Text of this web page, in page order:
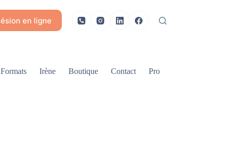
en ligne
Formats Irène Boutique Contact Pro